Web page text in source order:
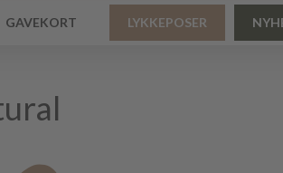
GAVEKORT LYKKEPOSER